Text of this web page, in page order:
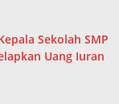
Sekolah SMP
Uang Iuran